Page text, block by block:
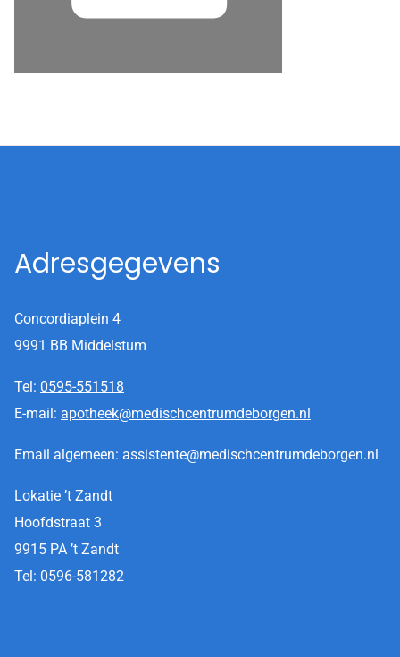
Adresgegevens
Concordiaplein 4
9991 BB Middelstum
Tel: 0595-551518
E-mail: apotheek@medischcentrumdeborgen.nl
Email algemeen: assistente@medischcentrumdeborgen.nl
Lokatie ’t Zandt
Hoofdstraat 3
9915 PA ’t Zandt
Tel: 0596-581282